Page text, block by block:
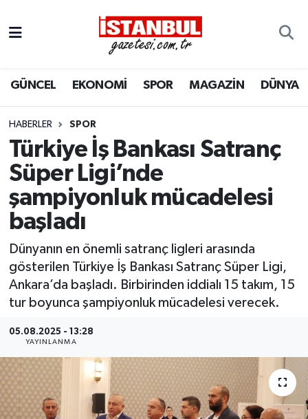
GÜNCEL EKONOMİ SPOR MAGAZİN DÜNYA
HABERLER SPOR
Türkiye İş Bankası Satranç
Süper Ligi’nde
şampiyonluk mücadelesi
başladı
Dünyanın en önemli satranç ligleri arasında
gösterilen Türkiye İş Bankası Satranç Süper Ligi,
Ankara’da başladı. Birbirinden iddialı 15 takım, 15
tur boyunca şampiyonluk mücadelesi verecek.
05.08.2025 - 13:28
YAYINLANMA
EKONOMİ
İSTANBUL
DÜNYA
SPOR
MAGAZİN
KÜLTÜR SANAT
SAĞLIK
BİLİM VE TEKNOLOJİ
OTOMOBİL
KURUMSAL
Nöbetçi Eczaneler
Hava Durumu
Trafik Durumu
Süper Lig Puan Durumu ve Fikstür
Tüm Manşetler
Son Dakika Haberleri
Haber Arşivi